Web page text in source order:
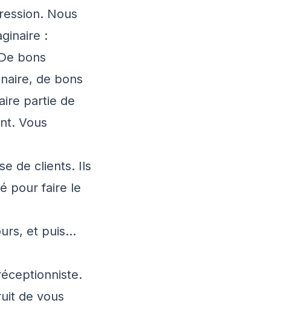
Nous
:
bons
de bons
partie de
Vous
de clients. Ils
pour faire le
et puis…
de vous